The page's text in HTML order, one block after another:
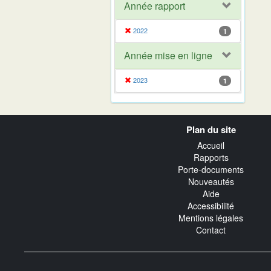
Année rapport
2022 1
Année mise en ligne
2023 1
Plan du site
Accueil
Rapports
Porte-documents
Nouveautés
Aide
Accessibilité
Mentions légales
Contact